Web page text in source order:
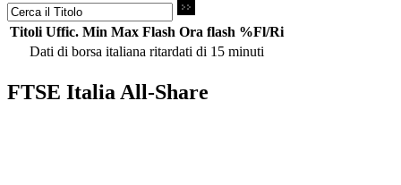
Titoli Uffic. Min Max Flash Ora flash %Fl/Ri
Dati di borsa italiana ritardati di 15 minuti
FTSE Italia All-Share